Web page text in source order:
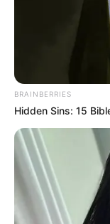
Os diretores
enfrentada na
Novas Dificuldades
A direção da
categoria, realizada
mais difíceis, uma
permitindo que as
enfraqueça a força
dividindo a
BRAINBERRIES
Hidden Sins: 15